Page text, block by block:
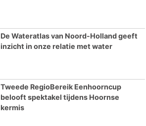
De Wateratlas van Noord-Holland geeft
inzicht in onze relatie met water
Tweede RegioBereik Eenhoorncup
belooft spektakel tijdens Hoornse
kermis